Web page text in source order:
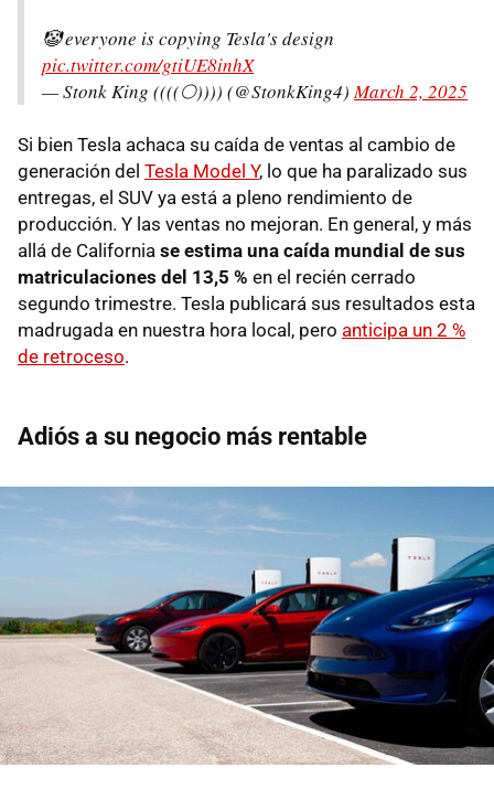
🤡 everyone is copying Tesla's design
pic.twitter.com/gtiUE8inhX
— Stonk King ((((🌕)))) (@StonkKing4)March 2, 2025
Si bien Tesla achaca su caída de ventas al cambio de
generación del Tesla Model Y, lo que ha paralizado sus
entregas, el SUV ya está a pleno rendimiento de
producción. Y las ventas no mejoran. En general, y más
allá de California se estima una caída mundial de sus
matriculaciones del 13,5 % en el recién cerrado
segundo trimestre. Tesla publicará sus resultados esta
madrugada en nuestra hora local, pero anticipa un 2 %
de retroceso.
Adiós a su negocio más rentable